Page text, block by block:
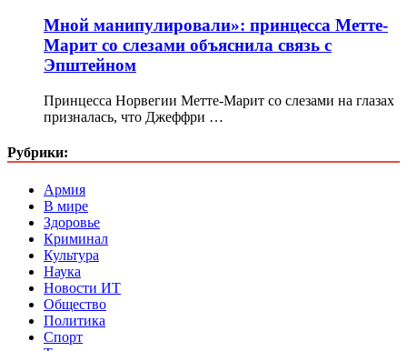
Мной манипулировали»: принцесса Метте-
Марит со слезами объяснила связь с
Эпштейном
Принцесса Норвегии Метте-Марит со слезами на глазах
призналась, что Джеффри …
Рубрики:
Армия
В мире
Здоровье
Криминал
Культура
Наука
Новости ИТ
Общество
Политика
Спорт